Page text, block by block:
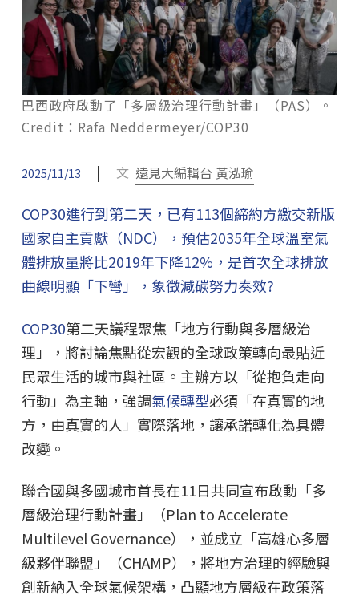
巴西政府啟動了「多層級治理行動計畫」（PAS）。
Credit：Rafa Neddermeyer/COP30
2025/11/13 | 文 遠見大編輯台 黃泓瑜
COP30進行到第二天，已有113個締約方繳交新版
國家自主貢獻（NDC），預估2035年全球溫室氣
體排放量將比2019年下降12%，是首次全球排放
曲線明顯「下彎」，象徵減碳努力奏效?
COP30第二天議程聚焦「地方行動與多層級治
理」，將討論焦點從宏觀的全球政策轉向最貼近
民眾生活的城市與社區。主辦方以「從抱負走向
行動」為主軸，強調氣候轉型必須「在真實的地
方，由真實的人」實際落地，讓承諾轉化為具體
改變。
聯合國與多國城市首長在11日共同宣布啟動「多
層級治理行動計畫」（Plan to Accelerate
Multilevel Governance），並成立「高雄心多層
級夥伴聯盟」（CHAMP），將地方治理的經驗與
創新納入全球氣候架構，凸顯地方層級在政策落